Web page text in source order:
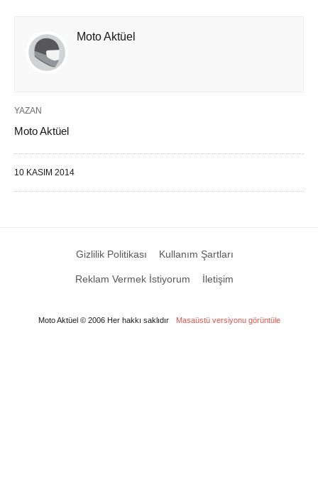
Moto Aktüel
YAZAN
Moto Aktüel
10 KASIM 2014
Gizlilik Politikası Kullanım Şartları
Reklam Vermek İstiyorum İletişim
Moto Aktüel © 2006 Her hakkı saklıdır Masaüstü versiyonu görüntüle